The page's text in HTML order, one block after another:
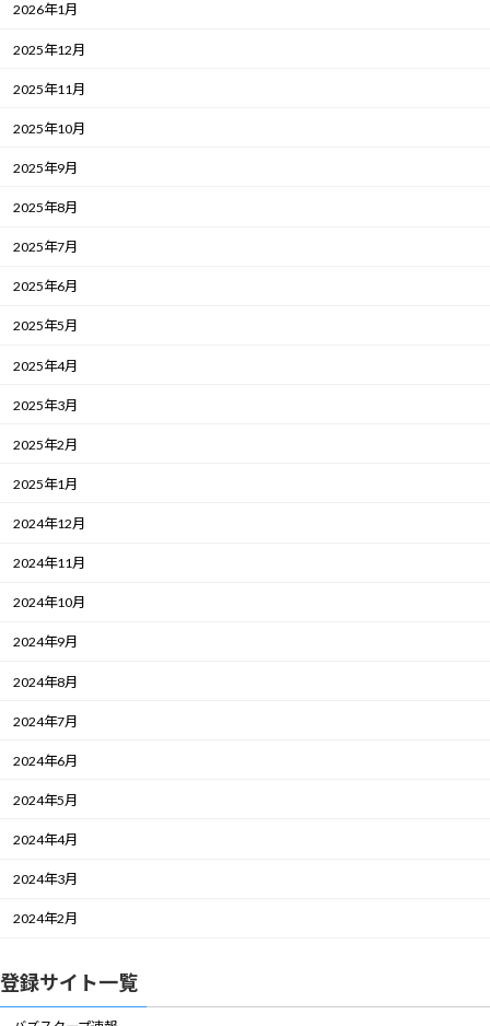
2026年1月
2025年12月
2025年11月
2025年10月
2025年9月
2025年8月
2025年7月
2025年6月
2025年5月
2025年4月
2025年3月
2025年2月
2025年1月
2024年12月
2024年11月
2024年10月
2024年9月
2024年8月
2024年7月
2024年6月
2024年5月
2024年4月
2024年3月
2024年2月
登録サイト一覧